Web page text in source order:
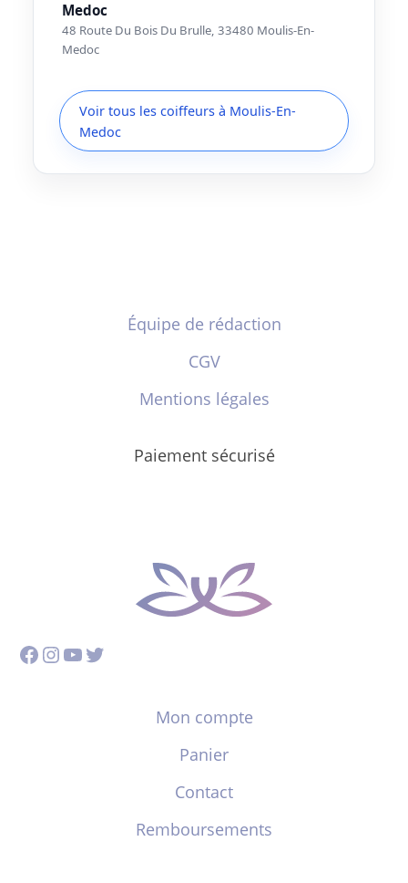
Medoc
48 Route Du Bois Du Brulle, 33480 Moulis-En-
Medoc
Voir tous les coiffeurs à Moulis-En-
Medoc
Équipe de rédaction
CGV
Mentions légales
Paiement sécurisé
Facebook
Instagram
YouTube
Twitter
Mon compte
Panier
Contact
Remboursements